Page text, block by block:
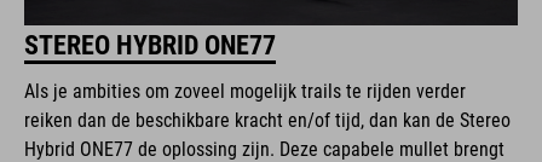
STEREO HYBRID ONE77
Als je ambities om zoveel mogelijk trails te rijden verder
reiken dan de beschikbare kracht en/of tijd, dan kan de Stereo
Hybrid ONE77 de oplossing zijn. Deze capabele mullet brengt